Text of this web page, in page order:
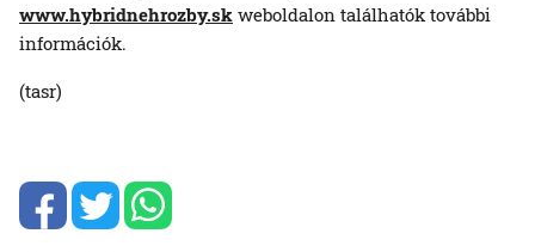
www.hybridnehrozby.sk weboldalon találhatók további
információk.
(tasr)